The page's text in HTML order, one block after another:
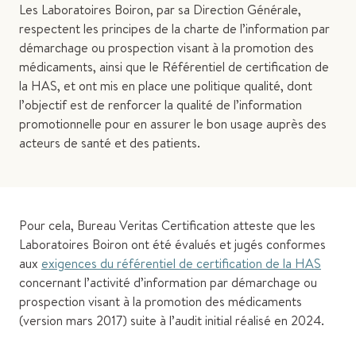
Les Laboratoires Boiron, par sa Direction Générale,
respectent les principes de la charte de l’information par
démarchage ou prospection visant à la promotion des
médicaments, ainsi que le Référentiel de certification de
la HAS, et ont mis en place une politique qualité, dont
l’objectif est de renforcer la qualité de l’information
promotionnelle pour en assurer le bon usage auprès des
acteurs de santé et des patients.
Pour cela, Bureau Veritas Certification atteste que les
Laboratoires Boiron ont été évalués et jugés conformes
aux exigences du référentiel de certification de la HAS
concernant l’activité d’information par démarchage ou
prospection visant à la promotion des médicaments
(version mars 2017) suite à l’audit initial réalisé en 2024.